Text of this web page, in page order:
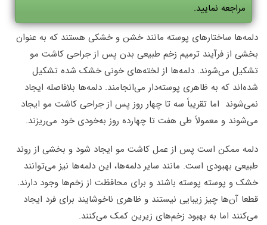
مراجعه نمایید.
دلمه‌ها ساختارهای پوسته مانند خشن و خشکی هستند که به عنوان
بخشی از فرآیند ترمیم زخم طبیعی بدن پس از جراحی کاشت مو
تشکیل می‌شوند. دلمه‌ها از لخته‌های خونی خشک شده تشکیل
شده‌اند که به ظاهری پوسته‌دار می‌انجامند. دلمه‌ها بلافاصله ایجاد
نمی‌شوند اما تقریباً سه تا چهار روز پس از جراحی کاشت مو ایجاد
می‌شوند و معمولاً طی هفت تا چهارده روز به‌خودی خود می‌ریزند.
دلمه ممکن است پس از عمل کاشت مو ایجاد شود و بخشی از روند
طبیعی بهبودی است. مانند سایر دلمه‌ها، این دلمه‌ها نیز می‌توانند
خشک و پوسته پوسته باشند و برای محافظت از زخم‌ها وجود دارند.
قطعا آن‌ها چیز زیبایی نیستند و ظاهری ناخوشایند برای فرد ایجاد
می‌کنند اما به بهبود زخم‌های زیرین کمک می‌کنند.